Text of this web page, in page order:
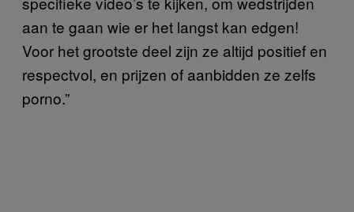
aan te gaan wie er het langst kan edgen!
Voor het grootste deel zijn ze altijd positief en
respectvol, en prijzen of aanbidden ze zelfs
porno.”